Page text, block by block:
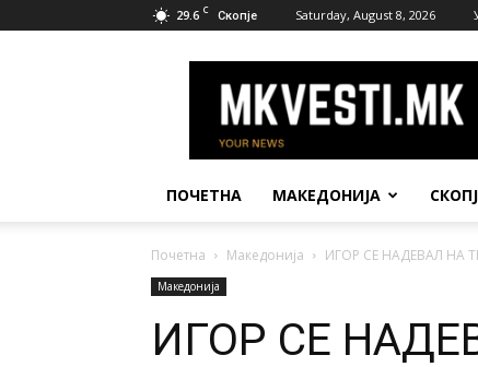
29.6 C Скопје Saturday, August 8, 2026
Вести
ПОЧЕТНА МАКЕДОНИЈА
Почетна Македонија ИГОР СЕ НАДЕВАЛ НА
Македонија
ИГОР СЕ